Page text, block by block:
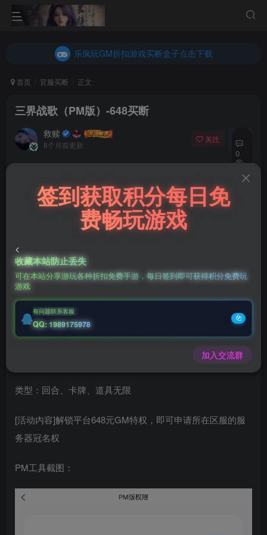
乐疯玩GM折扣游戏买断盒子点击下载
乐疯玩GM折扣游戏买断盒子点击下载
首页 官服买断 正文
三界战歌（PM版）-648买断
救赎
8个月前更新
关注 私信
0
30
三界战歌（PM版）-648买断
此内容为免费资源，请登录后查看
登录查看
后台激活码联系客服购买
三界战歌（PM版）-648买断
类型：回合、卡牌、道具无限
[活动内容]解锁平台648元GM特权，即可申请所在区服的服
务器冠名权
PM工具截图：
签到获取积分每日免
费畅玩游戏
<
收藏本站防止丢失
可在本站分享游玩各种折扣免费手游，每日签到即可获得积分免费玩
游戏
有问题联系客服
QQ: 1989175978
加入交流群